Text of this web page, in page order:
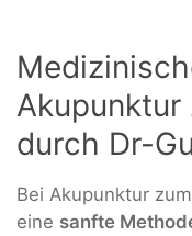
Akupunktur
durch Dr-
Bei Akupunktur
eine sanfte